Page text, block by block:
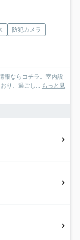
防犯カメラ
報ならコチラ。室内設
り、過ごし... もっと見